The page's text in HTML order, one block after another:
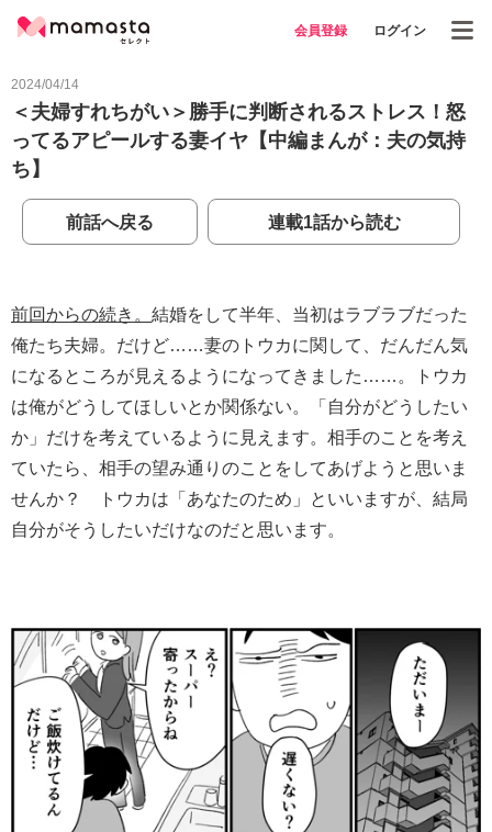
会員登録 ログイン
2024/04/14
＜夫婦すれちがい＞勝手に判断されるストレス！怒
ってるアピールする妻イヤ【中編まんが：夫の気持
ち】
前話へ戻る 連載1話から読む
前回からの続き。 結婚をして半年、当初はラブラブだった
俺たち夫婦。だけど……妻のトウカに関して、だんだん気
になるところが見えるようになってきました……。トウカ
は俺がどうしてほしいとか関係ない。「自分がどうしたい
か」だけを考えているように見えます。相手のことを考え
ていたら、相手の望み通りのことをしてあげようと思いま
せんか？ トウカは「あなたのため」といいますが、結局
自分がそうしたいだけなのだと思います。